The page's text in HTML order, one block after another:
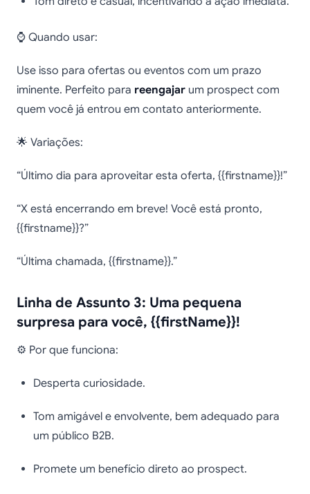
⌚ Quando usar:
Use isso para ofertas ou eventos com um prazo
iminente. Perfeito para reengajar um prospect com
quem você já entrou em contato anteriormente.
🌟 Variações:
“Último dia para aproveitar esta oferta, {{firstname}}!”
“X está encerrando em breve! Você está pronto,
{{firstname}}?”
“Última chamada, {{firstname}}.”
Linha de Assunto 3: Uma pequena
surpresa para você, {{firstName}}!
⚙️ Por que funciona:
Desperta curiosidade.
Tom amigável e envolvente, bem adequado para
um público B2B.
Promete um benefício direto ao prospect.